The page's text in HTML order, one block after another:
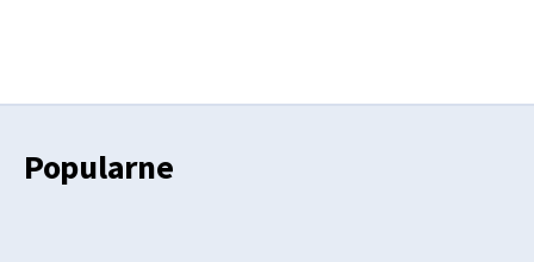
Popularne